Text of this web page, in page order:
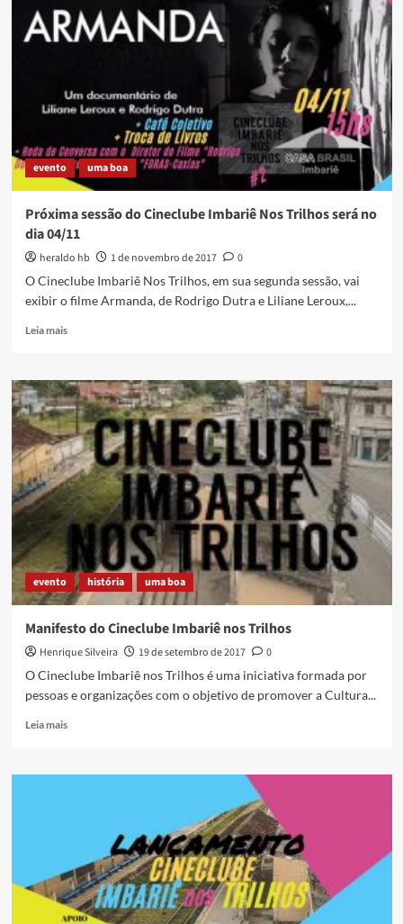
de
Imbariê
na
Casa
evento uma boa
Próxima sessão do Cineclube Imbariê Nos Trilhos será no
dia 04/11
heraldo hb 1 de novembro de 2017
0
O Cineclube Imbariê Nos Trilhos, em sua segunda sessão, vai
exibir o filme Armanda, de Rodrigo Dutra e Liliane Leroux,...
Leia maisRead
Próxima
sessão
do
Cineclube
Imbariê
Nos
Trilhos
será
no
dia
04/11
evento história uma boa
Manifesto do Cineclube Imbariê nos Trilhos
Henrique Silveira 19 de setembro de 2017
0
O Cineclube Imbariê nos Trilhos é uma iniciativa formada por
pessoas e organizações com o objetivo de promover a Cultura...
Leia maisRead
Manifesto
Trilhos